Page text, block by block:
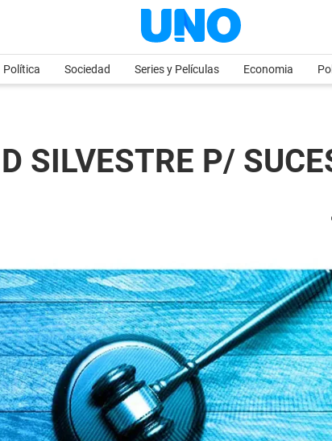
Política Sociedad Series y Películas Economia
SILVESTRE P/